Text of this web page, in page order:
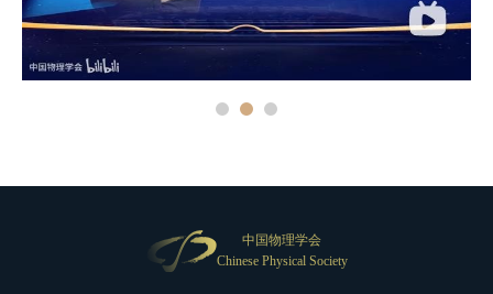
中国物理学会
Chinese Physical Society